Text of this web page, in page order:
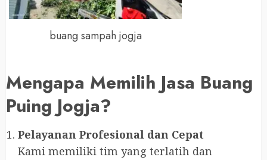
buang sampah jogja
Mengapa Memilih Jasa Buang
Puing Jogja?
Pelayanan Profesional dan Cepat
Kami memiliki tim yang terlatih dan